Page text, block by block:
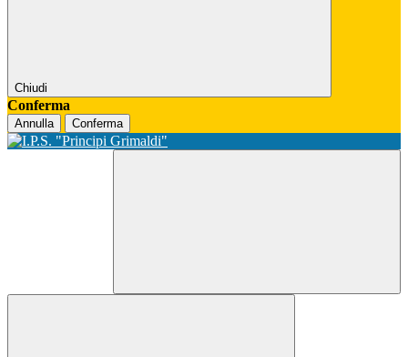
Chiudi
Conferma
Annulla Conferma